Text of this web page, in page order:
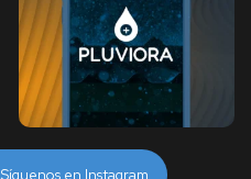
Síguenos en Instagram